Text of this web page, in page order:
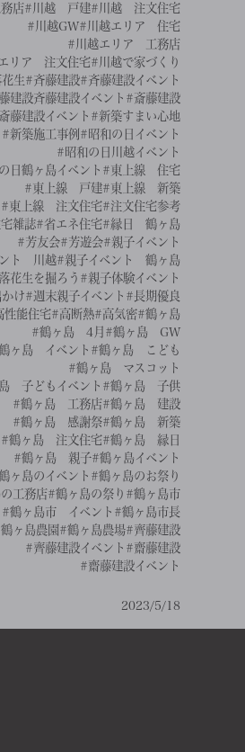
店#川越 戸建#川越 注文住宅
#川越GW#川越エリア 住宅
#川越エリア 工務店
リア 注文住宅#川越で家づくり
生#斉藤建設#斉藤建設イベント
建設斉藤建設イベント #斎藤建設
藤建設イベント #新築すまい心地
#新築施工事例 #昭和の日イベント
#昭和の日川越イベント
日鶴ヶ島イベント #東上線 住宅
#東上線 戸建#東上線 新築
#東上線 注文住宅#注文住宅参考
雑誌#省エネ住宅#縁日 鶴ヶ島
#芳友会#芳遊会#親子イベント
ト 川越#親子イベント 鶴ヶ島
花生を掘ろう #親子体験イベント
け#週末親子イベント #長期優良
性能住宅#高断熱#高気密#鶴ヶ島
#鶴ヶ島 4月 #鶴ヶ島 GW
ヶ島 イベント #鶴ヶ島 こども
#鶴ヶ島 マスコット
子どもイベント #鶴ヶ島 子供
#鶴ヶ島 工務店#鶴ヶ島 建設
#鶴ヶ島 感謝祭#鶴ヶ島 新築
#鶴ヶ島 注文住宅#鶴ヶ島 縁日
#鶴ヶ島 親子#鶴ヶ島イベント
ヶ島のイベント #鶴ヶ島のお祭り
工務店#鶴ヶ島の祭り #鶴ヶ島市
#鶴ヶ島市 イベント #鶴ヶ島市長
ヶ島農園#鶴ヶ島農場#齊藤建設
#齊藤建設イベント #齋藤建設
#齋藤建設イベント
2023/5/18